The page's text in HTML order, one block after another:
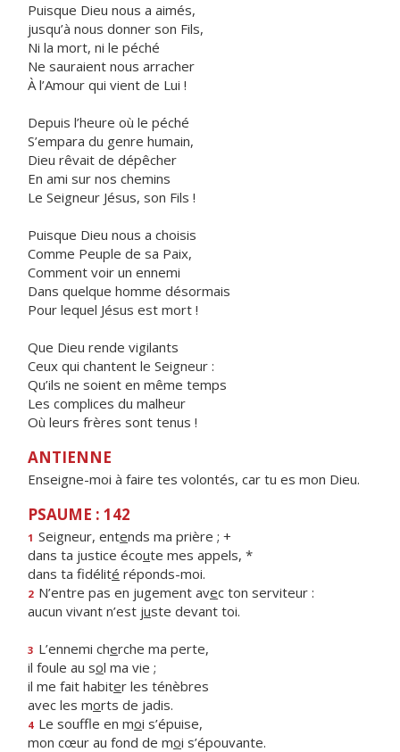
Puisque Dieu nous a aimés,
jusqu’à nous donner son Fils,
Ni la mort, ni le péché
Ne sauraient nous arracher
À l’Amour qui vient de Lui !
Depuis l’heure où le péché
S’empara du genre humain,
Dieu rêvait de dépêcher
En ami sur nos chemins
Le Seigneur Jésus, son Fils !
Puisque Dieu nous a choisis
Comme Peuple de sa Paix,
Comment voir un ennemi
Dans quelque homme désormais
Pour lequel Jésus est mort !
Que Dieu rende vigilants
Ceux qui chantent le Seigneur :
Qu’ils ne soient en même temps
Les complices du malheur
Où leurs frères sont tenus !
ANTIENNE
Enseigne-moi à faire tes volontés, car tu es mon Dieu.
PSAUME : 142
1 Seigneur, entends ma prière ; +
dans ta justice écoute mes appels, *
dans ta fidélité réponds-moi.
2 N’entre pas en jugement avec ton serviteur :
aucun vivant n’est juste devant toi.
3 L’ennemi cherche ma perte,
il foule au sol ma vie ;
il me fait habiter les ténèbres
avec les morts de jadis.
4 Le souffle en moi s’épuise,
mon cœur au fond de moi s’épouvante.